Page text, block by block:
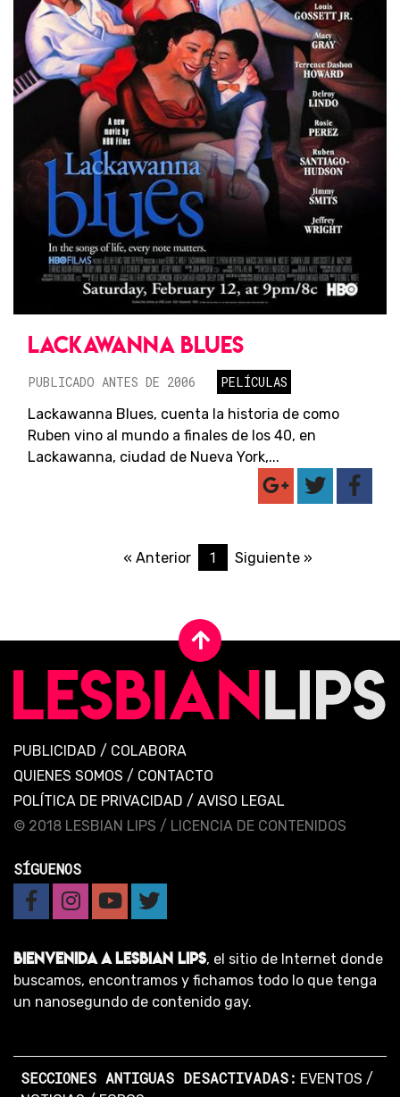
LACKAWANNA BLUES
PUBLICADO ANTES DE 2006
PELÍCULAS
Lackawanna Blues, cuenta la historia de como
Ruben vino al mundo a finales de los 40, en
Lackawanna, ciudad de Nueva York,...
« Anterior 1 Siguiente »
PUBLICIDAD / COLABORA
QUIENES SOMOS / CONTACTO
POLÍTICA DE PRIVACIDAD / AVISO LEGAL
© 2018 LESBIAN LIPS / LICENCIA DE CONTENIDOS
SÍGUENOS
BIENVENIDA A LESBIAN LIPS, el sitio de Internet donde
buscamos, encontramos y fichamos todo lo que tenga
un nanosegundo de contenido gay.
SECCIONES ANTIGUAS DESACTIVADAS: EVENTOS /